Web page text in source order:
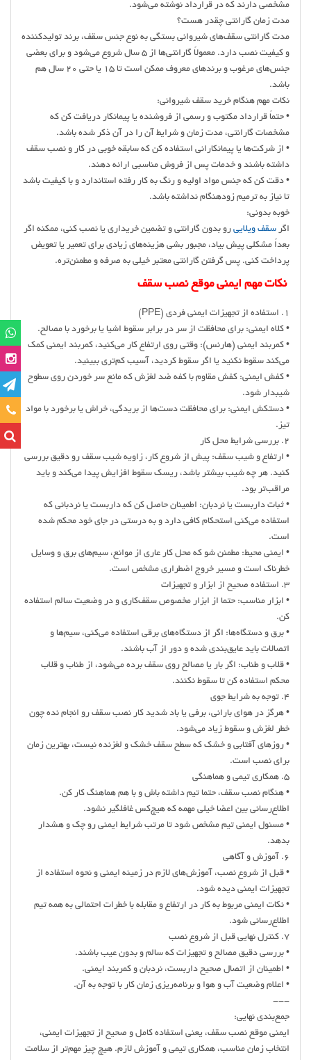
مشخصی دارند که در قرارداد نوشته می‌شود.
مدت زمان گارانتی چقدر هست؟
مدت گارانتی سقف‌های شیروانی بستگی به نوع جنس سقف، برند تولیدکننده
و کیفیت نصب دارد. معمولاً گارانتی‌ها از ۵ سال شروع می‌شود و برای بعضی
جنس‌های مرغوب و برندهای معروف ممکن است تا ۱۵ یا حتی ۲۰ سال هم
باشد.
نکات مهم هنگام خرید سقف شیروانی:
• حتماً قرارداد مکتوب و رسمی از فروشنده یا پیمانکار دریافت کن که
مشخصات گارانتی، مدت زمان و شرایط آن را در آن ذکر شده باشد.
• از شرکت‌ها یا پیمانکارانی استفاده کن که سابقه خوبی در کار و نصب سقف
داشته باشند و خدمات پس از فروش مناسبی ارائه دهند.
• دقت کن که جنس مواد اولیه و رنگ به کار رفته استاندارد و با کیفیت باشد
تا نیاز به ترمیم زودهنگام نداشته باشد.
خوبه بدونی:
اگر سقف ویلایی رو بدون گارانتی و تضمین خریداری یا نصب کنی، ممکنه اگر
بعداً مشکلی پیش بیاد، مجبور بشی هزینه‌های زیادی برای تعمیر یا تعویض
پرداخت کنی. پس گرفتن گارانتی معتبر خیلی به صرفه و مطمئن‌تره.
نکات مهم ایمنی موقع نصب سقف
1. استفاده از تجهیزات ایمنی فردی (PPE)
• کلاه ایمنی: برای محافظت از سر در برابر سقوط اشیا یا برخورد با مصالح.
• کمربند ایمنی (هارنس): وقتی روی ارتفاع کار می‌کنید، کمربند ایمنی کمک
می‌کند سقوط نکنید یا اگر سقوط کردید، آسیب کم‌تری ببینید.
• کفش ایمنی: کفش مقاوم با کفه ضد لغزش که مانع سر خوردن روی سطوح
شیبدار شود.
• دستکش ایمنی: برای محافظت دست‌ها از بریدگی، خراش یا برخورد با مواد
تیز.
2. بررسی شرایط محل کار
• ارتفاع و شیب سقف: پیش از شروع کار، زاویه شیب سقف رو دقیق بررسی
کنید. هر چه شیب بیشتر باشد، ریسک سقوط افزایش پیدا می‌کند و باید
مراقب‌تر بود.
• ثبات داربست یا نردبان: اطمینان حاصل کن که داربست یا نردبانی که
استفاده می‌کنی استحکام کافی دارد و به درستی در جای خود محکم شده
است.
• ایمنی محیط: مطمئن شو که محل کار عاری از موانع، سیم‌های برق و وسایل
خطرناک است و مسیر خروج اضطراری مشخص است.
3. استفاده صحیح از ابزار و تجهیزات
• ابزار مناسب: حتما از ابزار مخصوص سقف‌کاری و در وضعیت سالم استفاده
کن.
• برق و دستگاه‌ها: اگر از دستگاه‌های برقی استفاده می‌کنی، سیم‌ها و
اتصالات باید عایق‌بندی شده و دور از آب باشند.
• قلاب و طناب: اگر بار یا مصالح روی سقف برده می‌شود، از طناب و قلاب
محکم استفاده کن تا سقوط نکنند.
4. توجه به شرایط جوی
• هرگز در هوای بارانی، برفی یا باد شدید کار نصب سقف رو انجام نده چون
خطر لغزش و سقوط زیاد می‌شود.
• روزهای آفتابی و خشک که سطح سقف خشک و لغزنده نیست، بهترین زمان
برای نصب است.
5. همکاری تیمی و هماهنگی
• هنگام نصب سقف، حتما تیم داشته باش و با هم هماهنگ کار کن.
اطلاع‌رسانی بین اعضا خیلی مهمه که هیچ‌کس غافلگیر نشود.
• مسئول ایمنی تیم مشخص شود تا مرتب شرایط ایمنی رو چک و هشدار
بدهد.
6. آموزش و آگاهی
• قبل از شروع نصب، آموزش‌های لازم در زمینه ایمنی و نحوه استفاده از
تجهیزات ایمنی دیده شود.
• نکات ایمنی مربوط به کار در ارتفاع و مقابله با خطرات احتمالی به همه تیم
اطلاع‌رسانی شود.
7. کنترل نهایی قبل از شروع نصب
• بررسی دقیق مصالح و تجهیزات که سالم و بدون عیب باشند.
• اطمینان از اتصال صحیح داربست، نردبان و کمربند ایمنی.
• اعلام وضعیت آب و هوا و برنامه‌ریزی زمان کار با توجه به آن.
---
جمع‌بندی نهایی:
ایمنی موقع نصب سقف، یعنی استفاده کامل و صحیح از تجهیزات ایمنی،
انتخاب زمان مناسب، همکاری تیمی و آموزش لازم. هیچ چیز مهم‌تر از سلامت